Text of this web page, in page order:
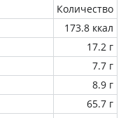
Количество
173.8 ккал
17.2 г
7.7 г
8.9 г
65.7 г